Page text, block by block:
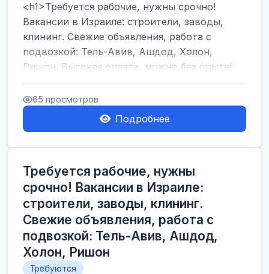
<h1>Требуется рабочие, нужны срочно!
Вакансии в Израиле: строители, заводы,
клининг. Свежие объявления, работа с
подвозкой: Тель-Авив, Ашдод, Холон,
Ришон. Высокая оплата, можно без опыта!
</h1><br />
... 65 просмотров
Подробнее
Требуется рабочие, нужны
срочно! Вакансии в Израиле:
строители, заводы, клининг.
Свежие объявления, работа с
подвозкой: Тель-Авив, Ашдод,
Холон, Ришон
Требуются